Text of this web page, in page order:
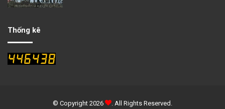
Thống kê
© Copyright 2026 . All Rights Reserved.